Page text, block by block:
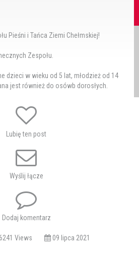
Pieśni i Tańca Ziemi Chełmskiej!
Zespołu.
dzieci w wieku od 5 lat, młodzież od 14
jest również do osówb dorosłych.
Domu Kultury.
Ziemi Chełmskiej
Lubię ten post
Wyślij łącze
Dodaj komentarz
Views 09 lipca 2021